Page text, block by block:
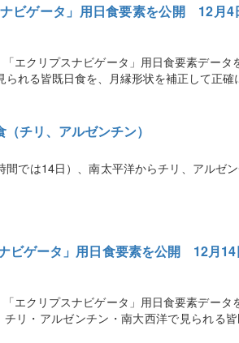
ビゲータ」用日食要素を公開 12月4
エクリプスナビゲータ」用日食要素データ
れる皆既日食を、月縁形状を補正して正確
チリ、アルゼンチン）
間では14日）、南太平洋からチリ、アルゼ
ビゲータ」用日食要素を公開 12月14
エクリプスナビゲータ」用日食要素データ
リ・アルゼンチン・南大西洋で見られる